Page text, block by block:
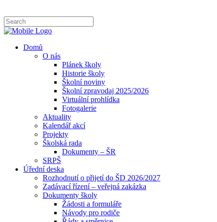
Domů
O nás
Plánek školy
Historie školy
Školní noviny
Školní zpravodaj 2025/2026
Virtuální prohlídka
Fotogalerie
Aktuality
Kalendář akcí
Projekty
Školská rada
Dokumenty – ŠR
SRPŠ
Úřední deska
Rozhodnutí o přijetí do ŠD 2026/2027
Zadávací řízení – veřejná zakázka
Dokumenty školy
Žádosti a formuláře
Návody pro rodiče